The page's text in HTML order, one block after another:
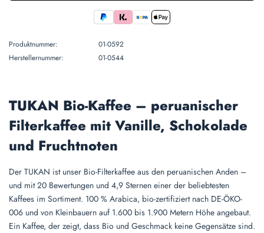
Produktnummer:
01-0592
Herstellernummer:
01-0544
TUKAN Bio-Kaffee – peruanischer
Filterkaffee mit Vanille, Schokolade
und Fruchtnoten
Der TUKAN ist unser Bio-Filterkaffee aus den peruanischen Anden –
und mit 20 Bewertungen und 4,9 Sternen einer der beliebtesten
Kaffees im Sortiment. 100 % Arabica, bio-zertifiziert nach DE-ÖKO-
006 und von Kleinbauern auf 1.600 bis 1.900 Metern Höhe angebaut.
Ein Kaffee, der zeigt, dass Bio und Geschmack keine Gegensätze sind.